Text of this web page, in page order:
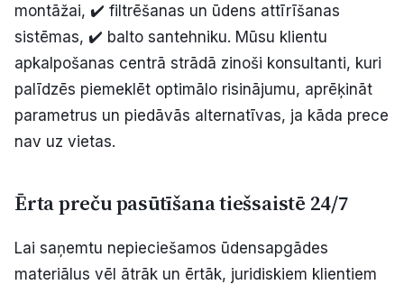
montāžai, ✔️ filtrēšanas un ūdens attīrīšanas
sistēmas, ✔️ balto santehniku. Mūsu klientu
apkalpošanas centrā strādā zinoši konsultanti, kuri
palīdzēs piemeklēt optimālo risinājumu, aprēķināt
parametrus un piedāvās alternatīvas, ja kāda prece
nav uz vietas.
Ērta preču pasūtīšana tiešsaistē 24/7
Lai saņemtu nepieciešamos ūdensapgādes
materiālus vēl ātrāk un ērtāk, juridiskiem klientiem